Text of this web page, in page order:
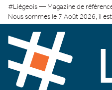
#Liégeois — Magazine de
Nous sommes le 7 Août 2026, il